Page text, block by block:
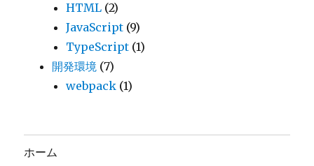
HTML (2)
JavaScript (9)
TypeScript (1)
開発環境 (7)
webpack (1)
ホーム